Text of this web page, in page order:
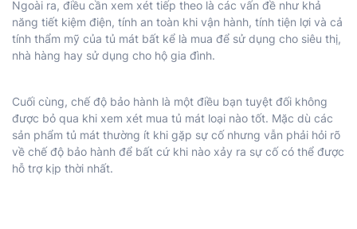
Ngoài ra, điều cần xem xét tiếp theo là các vấn đề như khả
năng tiết kiệm điện, tính an toàn khi vận hành, tính tiện lợi và cả
tính thẩm mỹ của tủ mát bất kể là mua để sử dụng cho siêu thị,
nhà hàng hay sử dụng cho hộ gia đình.
Cuối cùng, chế độ bảo hành là một điều bạn tuyệt đối không
được bỏ qua khi xem xét mua tủ mát loại nào tốt. Mặc dù các
sản phẩm tủ mát thường ít khi gặp sự cố nhưng vẫn phải hỏi rõ
về chế độ bảo hành để bất cứ khi nào xảy ra sự cố có thể được
hỗ trợ kịp thời nhất.